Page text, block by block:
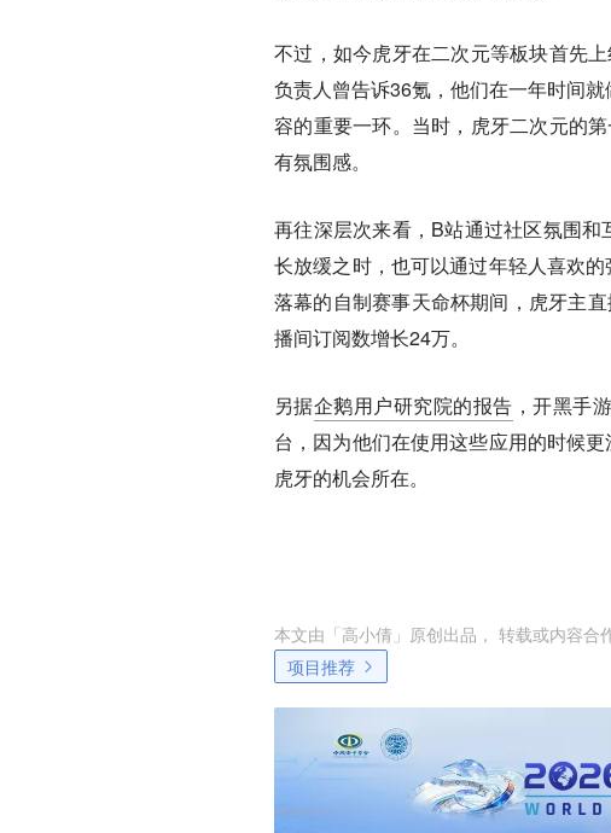
不过，如今虎牙在二次元等板块首先
负责人曾告诉36氪，他们在一年时间就
容的重要一环。当时，虎牙二次元的
有氛围感。
再往深层次来看，B站通过社区氛围
长放缓之时，也可以通过年轻人喜欢
落幕的自制赛事天命杯期间，虎牙主
播间订阅数增长24万。
另据企鹅用户研究院的报告 ，开黑手
台，因为他们在使用这些应用的时候
虎牙的机会所在。
本文由「高小倩 」原创出品， 转载或内容合
项目推荐